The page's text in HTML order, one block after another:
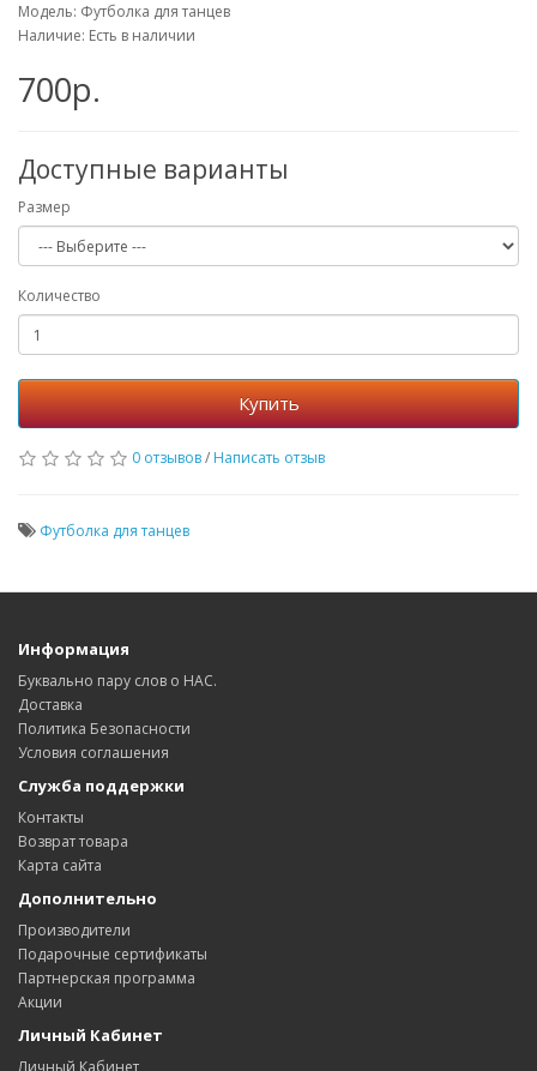
Модель: Футболка для танцев
Наличие: Есть в наличии
700р.
Доступные варианты
Размер
Количество
Купить
0 отзывов/ Написать отзыв
Футболка для танцев
Информация
Буквально пару слов о НАС.
Доставка
Политика Безопасности
Условия соглашения
Служба поддержки
Контакты
Возврат товара
Карта сайта
Дополнительно
Производители
Подарочные сертификаты
Партнерская программа
Акции
Личный Кабинет